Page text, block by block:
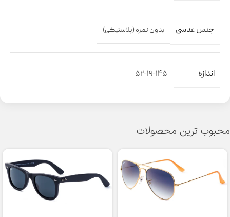
جنس عدسی بدون نمره (پلاستیکی)
اندازه ۵۲-۱۹-۱۴۵
محبوب ترین محصولات